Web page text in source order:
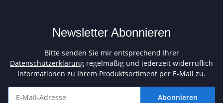
Newsletter Abonnieren
Bitte senden Sie mir entsprechend Ihrer
Datenschutzerklärung regelmäßig und jederzeit widerruflich
Informationen zu Ihrem Produktsortiment per E-Mail zu.
Abonnieren